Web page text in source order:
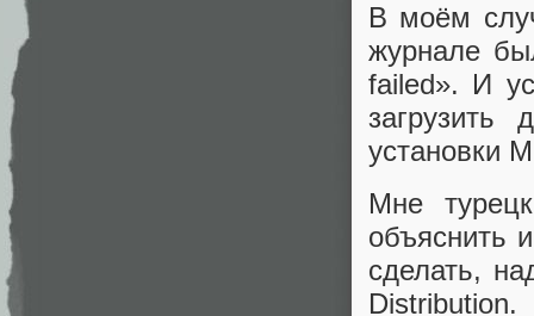
В моём
журнале
failed». И
загрузить
установки
Мне
объяснить
сделать,